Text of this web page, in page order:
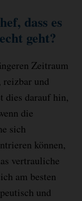
dass es
geht?
Zeitraum
reizbar und
dies darauf hin,
die
sich
können,
vertrauliche
am besten
und